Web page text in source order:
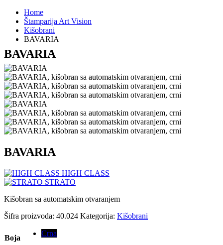
Home
Štamparija Art Vision
Kišobrani
BAVARIA
BAVARIA
BAVARIA
HIGH CLASS
STRATO
Kišobran sa automatskim otvaranjem
Šifra proizvoda: 40.024 Kategorija: Kišobrani
Boja
Crna